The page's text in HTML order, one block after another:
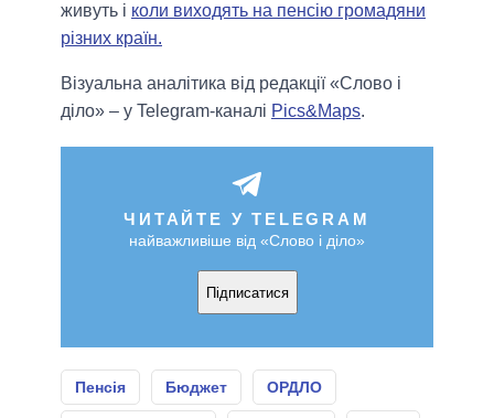
живуть і коли виходять на пенсію громадяни
різних країн.
Візуальна аналітика від редакції «Слово і
діло» – у Telegram-каналі Pics&Maps.
ЧИТАЙТЕ У TELEGRAM
найважливіше від «Слово і діло»
Підписатися
Пенсія Бюджет ОРДЛО